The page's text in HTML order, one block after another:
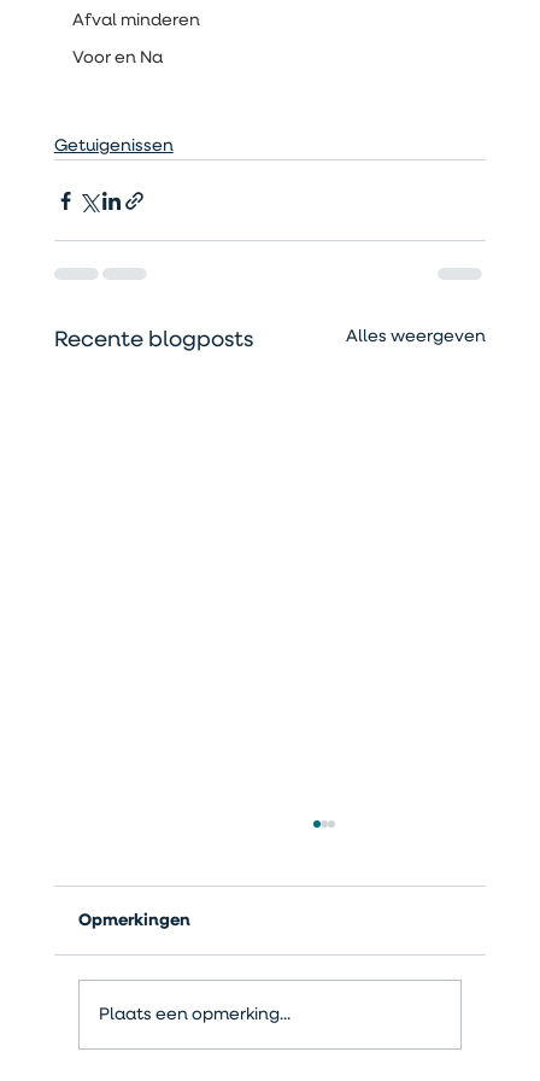
Afval minderen
Voor en Na
Getuigenissen
Recente blogposts Alles weergeven
Opmerkingen
Plaats een opmerking...